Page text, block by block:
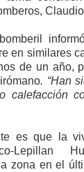
en similares
de un año,
. “Han
calefacción
es que la
Lepillan
zona en el